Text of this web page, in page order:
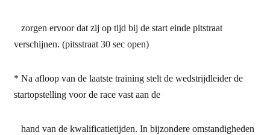
zorgen ervoor dat zij op tijd bij de start einde pitstraat
verschijnen. (pitsstraat 30 sec open)
* Na afloop van de laatste training stelt de wedstrijdleider de
startopstelling voor de race vast aan de
hand van de kwalificatietijden. In bijzondere omstandigheden